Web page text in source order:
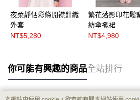
夜柔靜恬彩條開襟針織
外套
NT$5,280
繁花落影印花鬆
紡傘襬裙
NT$4,980
你可能有興趣的商品全站排行